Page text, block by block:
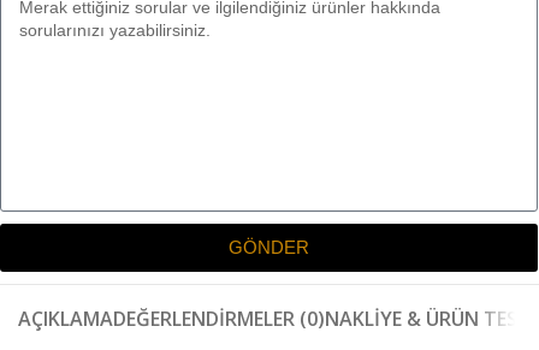
GÖNDER
AÇIKLAMADEĞERLENDIRMELER (0)NAKLIYE & ÜRÜN